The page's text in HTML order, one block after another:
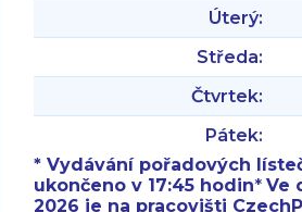
Úterý:
Středa:
Čtvrtek:
Pátek:
* Vydávání pořadových
ukončeno v 17:45 hodin*Ve
2026 je na pracovišti